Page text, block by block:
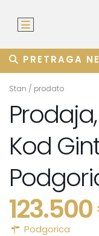
PRETRAGA
Stan / prodato
Kod
Podgorica